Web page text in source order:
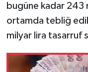
bugüne kadar
ortamda tebliğ
milyar lira tasarruf